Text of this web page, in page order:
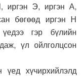
иргэн Э, иргэн А,
бөгөөд иргэн Н
үедээ гэр бүлийн
үл ойлголцсон
үед хүчирхийлэлд